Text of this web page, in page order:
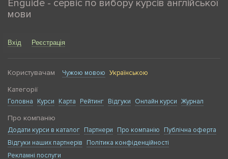
Enguide - сервіс по вибору курсів англійської
мови
Вхід Реєстрація
Користувачам Чужою мовою Українською
Категорії
Головна Курси Карта Рейтинг Відгуки Онлайн курси Журнал
Про компанію
Додати курси в каталог Партнери Про компанію
Публічна оферта
Відгуки наших партнерів
Політика конфіденційності
Рекламні послуги